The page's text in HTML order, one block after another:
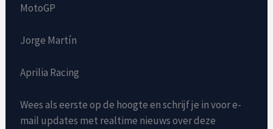
MotoGP
Jorge Martín
Aprilia Racing
Wees als eerste op de hoogte en schrijf je in voor e-
mail updates met realtime nieuws over deze